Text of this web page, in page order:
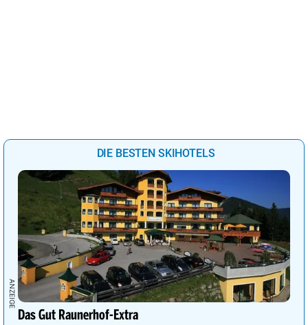
DIE BESTEN SKIHOTELS
Das Gut Raunerhof-Extra